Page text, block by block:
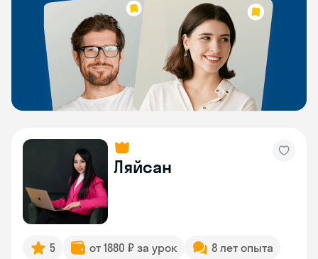
Ляйсан
5 от 1880 ₽ за урок 8 лет опыта